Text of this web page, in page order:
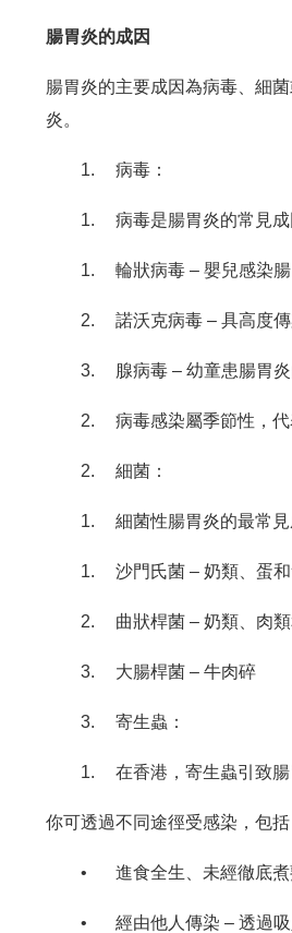
腸胃炎的成因
腸胃炎的主要成因為病毒、細
炎。
1. 病毒：
1. 病毒是腸胃炎的常見
1. 輪狀病毒 – 嬰兒感染
2. 諾沃克病毒 – 具高度
3. 腺病毒 – 幼童患腸胃
2. 病毒感染屬季節性，
2. 細菌：
1. 細菌性腸胃炎的最常
1. 沙門氏菌 – 奶類、蛋
2. 曲狀桿菌 – 奶類、肉
3. 大腸桿菌 – 牛肉碎
3. 寄生蟲：
1. 在香港，寄生蟲引致
你可透過不同途徑受感染，包括
• 進食全生、未經徹底
• 經由他人傳染 – 透過